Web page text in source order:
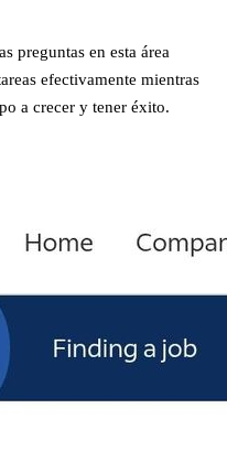
preguntas en esta área
efectivamente mientras
a crecer y tener éxito.